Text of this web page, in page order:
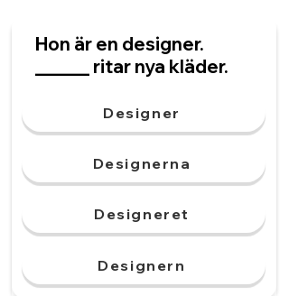
Hon är en designer.
______ ritar nya kläder.
Designer
Designerna
Designeret
Designern